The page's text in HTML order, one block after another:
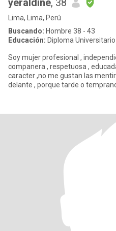
yeraldine, 38
Lima, Lima, Perú
Buscando: Hombre 38 - 43
Educación: Diploma Universitario
Soy mujer profesional , independiente, amable, sincera ,buena
companera , respetuosa , educada ,
caracter ,no me gustan las mentiras siempre la sinceridad por
delante , porque tarde o